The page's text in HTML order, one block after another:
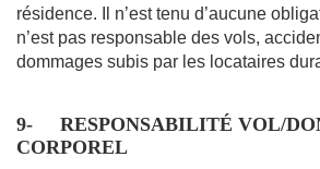
résidence. Il n’est tenu d’aucune
n’est pas responsable des vols,
dommages subis par les locataires
9-
RESPONSABILITÉ VOL/
CORPOREL